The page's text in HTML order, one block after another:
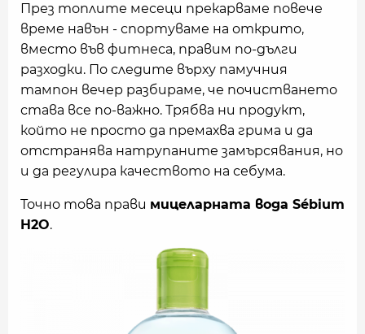
През топлите месеци прекарваме повече
време навън - спортуваме на открито,
вместо във фитнеса, правим по-дълги
разходки. По следите върху памучния
тампон вечер разбираме, че почистването
става все по-важно. Трябва ни продукт,
който не просто да премахва грима и да
отстранява натрупаните замърсявания, но
и да регулира качеството на себума.
Точно това прави мицеларната вода Sébium
H2O.